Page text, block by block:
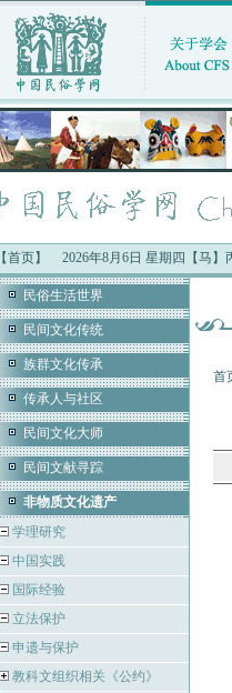
【首页】 2026年8月6日 星期四【马】
民俗生活世界
民间文化传统
族群文化传承
传承人与社区
民间文化大师
民间文献寻踪
非物质文化遗产
学理研究
中国实践
国际经验
立法保护
申遗与保护
教科文组织相关《公约》
首